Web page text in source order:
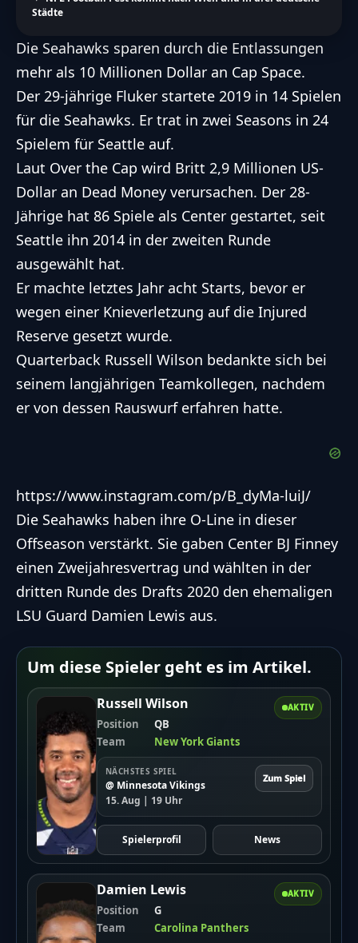
Städte
Die Seahawks sparen durch die Entlassungen
mehr als 10 Millionen Dollar an Cap Space.
Der 29-jährige Fluker startete 2019 in 14 Spielen
für die Seahawks. Er trat in zwei Seasons in 24
Spielem für Seattle auf.
Laut Over the Cap wird Britt 2,9 Millionen US-
Dollar an Dead Money verursachen. Der 28-
Jährige hat 86 Spiele als Center gestartet, seit
Seattle ihn 2014 in der zweiten Runde
ausgewählt hat.
Er machte letztes Jahr acht Starts, bevor er
wegen einer Knieverletzung auf die Injured
Reserve gesetzt wurde.
Quarterback Russell Wilson bedankte sich bei
seinem langjährigen Teamkollegen, nachdem
er von dessen Rauswurf erfahren hatte.
https://www.instagram.com/p/B_dyMa-luiJ/
Die Seahawks haben ihre O-Line in dieser
Offseason verstärkt. Sie gaben Center BJ Finney
einen Zweijahresvertrag und wählten in der
dritten Runde des Drafts 2020 den ehemaligen
LSU Guard Damien Lewis aus.
Um diese Spieler geht es im Artikel.
AKTIV
Russell Wilson
Position
QB
Team
New York Giants
NÄCHSTES SPIEL
@ Minnesota Vikings
15. Aug | 19 Uhr
Zum Spiel
Spielerprofil News
AKTIV
Damien Lewis
Position
G
Team
Carolina Panthers